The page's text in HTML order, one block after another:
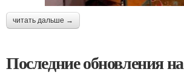
читать дальше →
Последние обновления